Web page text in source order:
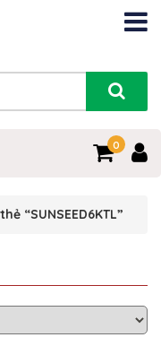
0
“SUNSEED6KTL”